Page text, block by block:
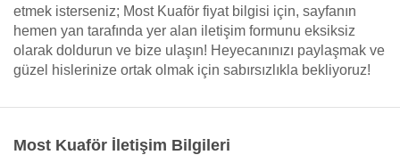
etmek isterseniz; Most Kuaför fiyat bilgisi için, sayfanın
hemen yan tarafında yer alan iletişim formunu eksiksiz
olarak doldurun ve bize ulaşın! Heyecanınızı paylaşmak ve
güzel hislerinize ortak olmak için sabırsızlıkla bekliyoruz!
Most Kuaför İletişim Bilgileri